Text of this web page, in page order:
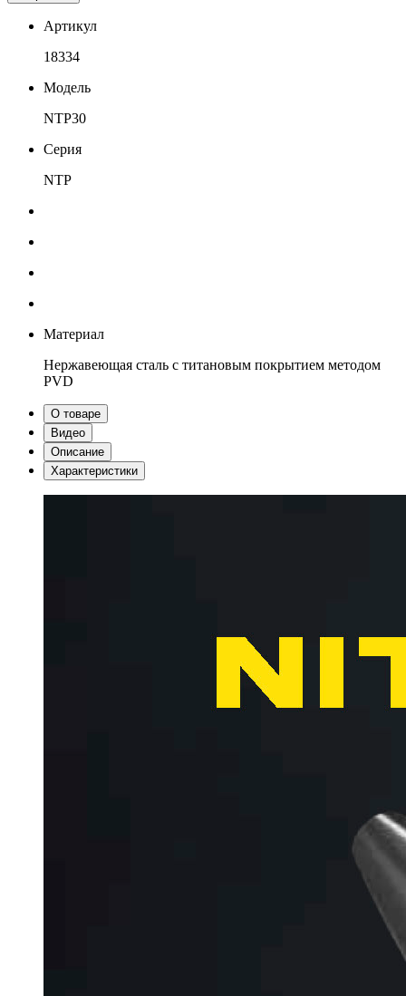
Артикул
18334
Модель
NTP30
Серия
NTP
Материал
Нержавеющая сталь с титановым покрытием методом
PVD
О товаре
Видео
Описание
Характеристики